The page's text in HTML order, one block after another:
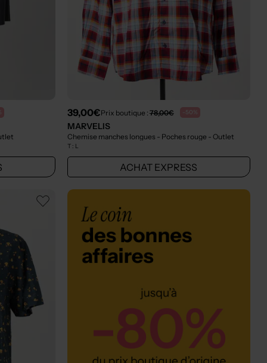
39,00€Prix boutique : 78,00€ -50%
MARVELIS
Chemise manches longues - Poches rouge - Outlet
T : L
ACHAT EXPRESS